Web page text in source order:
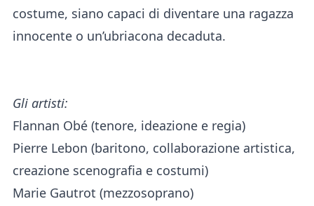
costume, siano capaci di diventare una ragazza
innocente o un’ubriacona decaduta.
Gli artisti:
Flannan Obé (tenore, ideazione e regia)
Pierre Lebon (baritono, collaborazione artistica,
creazione scenografia e costumi)
Marie Gautrot (mezzosoprano)